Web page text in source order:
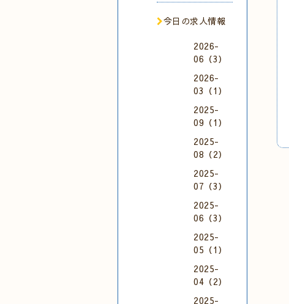
今日の求人情報
2026-
06（3）
2026-
03（1）
2025-
09（1）
2025-
08（2）
2025-
07（3）
2025-
06（3）
2025-
05（1）
2025-
04（2）
2025-